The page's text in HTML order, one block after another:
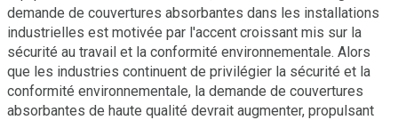
demande de couvertures absorbantes dans les installations
industrielles est motivée par l'accent croissant mis sur la
sécurité au travail et la conformité environnementale. Alors
que les industries continuent de privilégier la sécurité et la
conformité environnementale, la demande de couvertures
absorbantes de haute qualité devrait augmenter, propulsant